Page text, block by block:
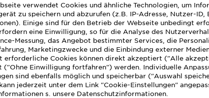
SLIDE 1SLIDE 2
SLIDE 3
SLIDE 4
SLIDE 5
SLIDE 6
SLIDE 7SLIDE 8
SLIDE 9
und
einfach.
GRÖSSE
verwendet Cookies und ähnliche Technologien, um
zu speichern und abzurufen (z.B. IP-Adresse, Nutzer-ID,
Einige sind für den Betrieb der Webseite unbedingt
eine Einwilligung, so für die Analyse des
Messung, das Angebot bestimmter Services, die
Marketingzwecke und die Einbindung externer
erforderliche Cookies können direkt akzeptiert ("Alle
("Ohne Einwilligung fortfahren") werden. Individuelle
sind ebenfalls möglich und speicherbar ("Auswahl
jederzeit unter dem Link "Cookie-Einstellungen"
s. unsere Datenschutzinformationen.